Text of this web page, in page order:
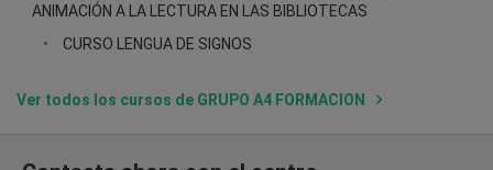
ANIMACIÓN A LA LECTURA EN LAS BIBLIOTECAS
CURSO LENGUA DE SIGNOS
Ver todos los cursos de GRUPO A4 FORMACION